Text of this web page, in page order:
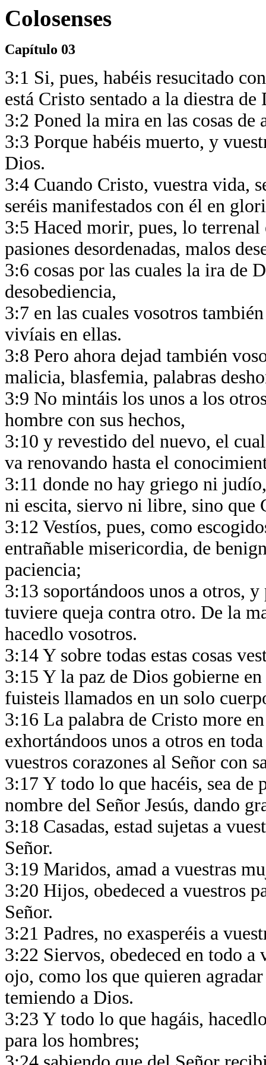
Colosenses
Capítulo 03
3:1 Si, pues, habéis resucitado
está Cristo sentado a la diestra de
3:2 Poned la mira en las cosas
3:3 Porque habéis muerto, y
Dios.
3:4 Cuando Cristo, vuestra vida,
seréis manifestados con él en
3:5 Haced morir, pues, lo
pasiones desordenadas, malos
3:6 cosas por las cuales la ira de
desobediencia,
3:7 en las cuales vosotros
vivíais en ellas.
3:8 Pero ahora dejad también
malicia, blasfemia, palabras
3:9 No mintáis los unos a los
hombre con sus hechos,
3:10 y revestido del nuevo, el
va renovando hasta el
3:11 donde no hay griego ni
ni escita, siervo ni libre, sino que
3:12 Vestíos, pues, como
entrañable misericordia, de
paciencia;
3:13 soportándoos unos a otros,
tuviere queja contra otro. De la
hacedlo vosotros.
3:14 Y sobre todas estas cosas
3:15 Y la paz de Dios gobierne
fuisteis llamados en un solo
3:16 La palabra de Cristo more
exhortándoos unos a otros en
vuestros corazones al Señor con
3:17 Y todo lo que hacéis, sea de
nombre del Señor Jesús, dando
3:18 Casadas, estad sujetas a
Señor.
3:19 Maridos, amad a vuestras
3:20 Hijos, obedeced a vuestros
Señor.
3:21 Padres, no exasperéis a
3:22 Siervos, obedeced en todo
ojo, como los que quieren
temiendo a Dios.
3:23 Y todo lo que hagáis,
para los hombres;